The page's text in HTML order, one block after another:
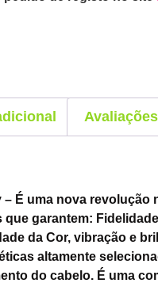
É uma nova
garantem:
da Cor, vibração e
altamente
do cabelo. É uma